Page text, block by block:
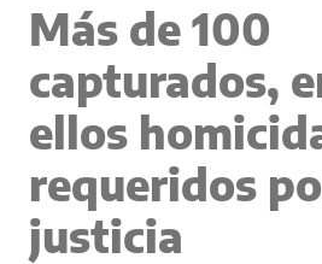
Más de 100
capturados,
ellos
requeridos
justicia